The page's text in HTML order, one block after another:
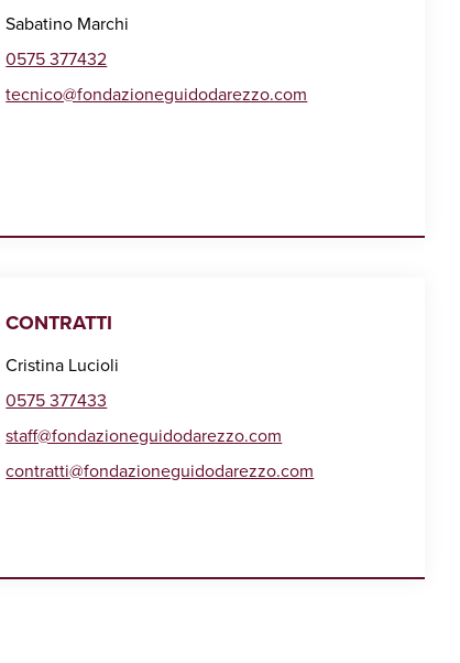
Sabatino Marchi
0575 377432
tecnico@fondazioneguidodarezzo.com
CONTRATTI
Cristina Lucioli
0575 377433
staff@fondazioneguidodarezzo.com
contratti@fondazioneguidodarezzo.com